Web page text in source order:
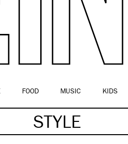
FOOD MUSIC KIDS
STYLE